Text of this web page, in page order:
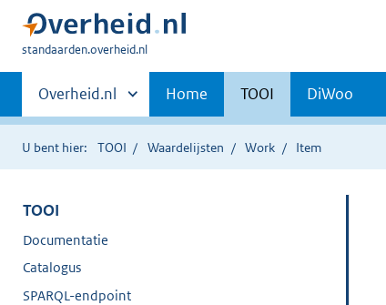
U
hier:
standaarden.overheid.nl
Primaire
navigatie
Andere
sites
binnen
Overheid.nl Home TOOI DiWoo
U bent hier: TOOI Waardelijsten Work Item
TOOI
Documentatie
Catalogus
SPARQL-endpoint